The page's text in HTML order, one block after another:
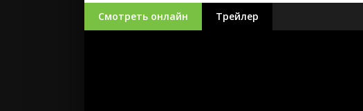
Смотреть онлайн Трейлер